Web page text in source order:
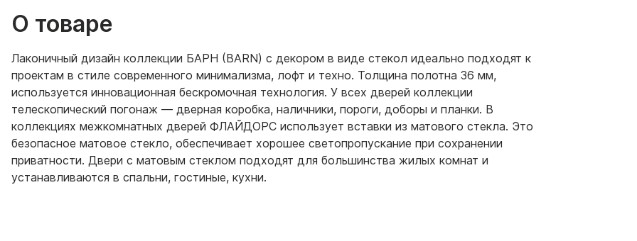
О товаре
Лаконичный дизайн коллекции БАРН (BARN) с декором в виде стекол идеально подходят к
проектам в стиле современного минимализма, лофт и техно. Толщина полотна 36 мм,
используется инновационная бескромочная технология. У всех дверей коллекции
телескопический погонаж — дверная коробка, наличники, пороги, доборы и планки. В
коллекциях межкомнатных дверей ФЛАЙДОРС использует вставки из матового стекла. Это
безопасное матовое стекло, обеспечивает хорошее светопропускание при сохранении
приватности. Двери с матовым стеклом подходят для большинства жилых комнат и
устанавливаются в спальни, гостиные, кухни.